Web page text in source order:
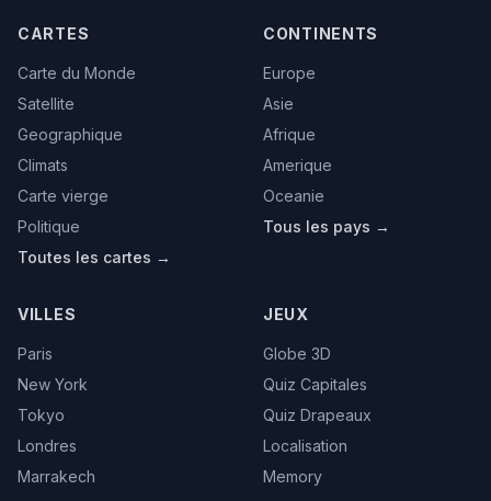
CARTES
Carte du Monde
Satellite
Geographique
Climats
Carte vierge
Politique
Toutes les cartes →
CONTINENTS
Europe
Asie
Afrique
Amerique
Oceanie
Tous les pays →
VILLES
Paris
New York
Tokyo
Londres
Marrakech
JEUX
Globe 3D
Quiz Capitales
Quiz Drapeaux
Localisation
Memory